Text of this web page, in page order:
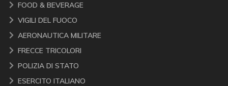
FOOD & BEVERAGE
VIGILI DEL FUOCO
AERONAUTICA MILITARE
FRECCE TRICOLORI
POLIZIA DI STATO
ESERCITO ITALIANO